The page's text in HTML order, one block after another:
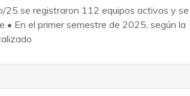
25 se registraron 112 equipos activos y se
En el primer semestre de 2025, según la